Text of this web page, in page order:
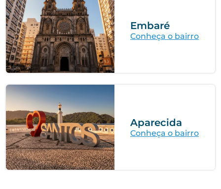
Embaré
Conheça o bairro
Aparecida
Conheça o bairro